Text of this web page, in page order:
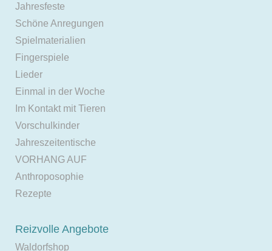
Jahresfeste
Schöne Anregungen
Spielmaterialien
Fingerspiele
Lieder
Einmal in der Woche
Im Kontakt mit Tieren
Vorschulkinder
Jahreszeitentische
VORHANG AUF
Anthroposophie
Rezepte
Reizvolle Angebote
Waldorfshop